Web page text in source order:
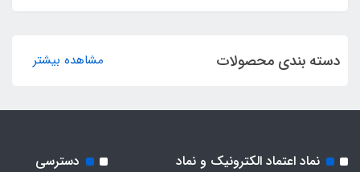
دسته بندی محصولات مشاهده بیشتر
نماد اعتماد الکترونیک و نماد
دسترسی